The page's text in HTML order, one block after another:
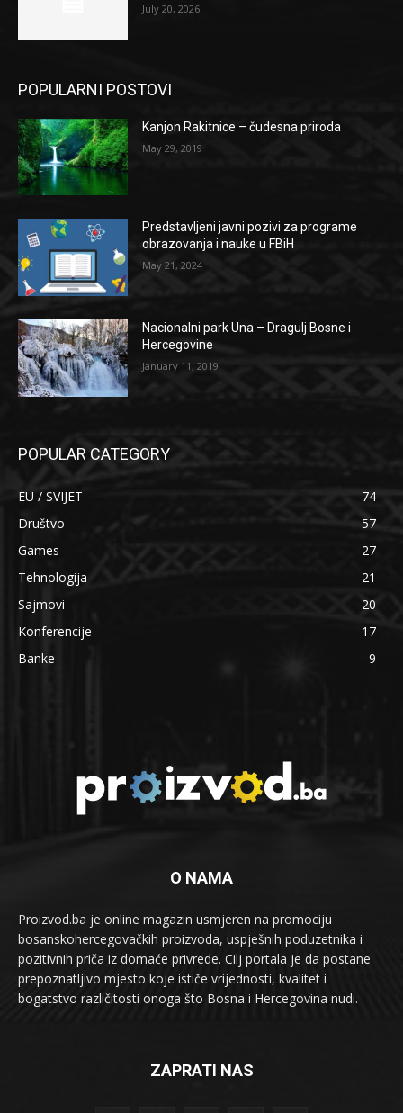
July 20, 2026
POPULARNI POSTOVI
Kanjon Rakitnice – čudesna priroda
May 29, 2019
Predstavljeni javni pozivi za programe
obrazovanja i nauke u FBiH
May 21, 2024
Nacionalni park Una – Dragulj Bosne i
Hercegovine
January 11, 2019
POPULAR CATEGORY
EU / SVIJET
74
Društvo
57
Games
27
Tehnologija
21
Sajmovi
20
Konferencije
17
Banke
9
O NAMA
Proizvod.ba je online magazin usmjeren na promociju
bosanskohercegovačkih proizvoda, uspješnih poduzetnika i
pozitivnih priča iz domaće privrede. Cilj portala je da postane
prepoznatljivo mjesto koje ističe vrijednosti, kvalitet i
bogatstvo različitosti onoga što Bosna i Hercegovina nudi.
ZAPRATI NAS